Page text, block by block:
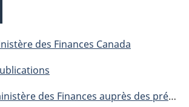
des Finances Canada
auprès des prévisionnistes économiques du secteur privé